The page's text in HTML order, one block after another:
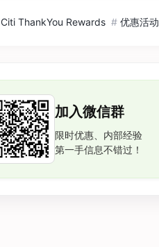
Citi ThankYou Rewards # 优惠活动
加入微信群
限时优惠、内部经验
第一手信息不错过！